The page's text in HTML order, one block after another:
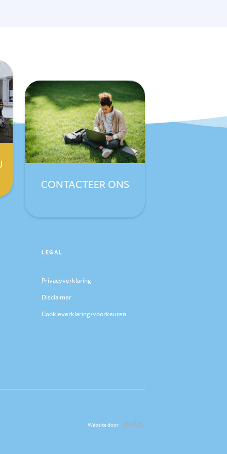
CONTACTEER ONS
LEGAL
Privacyverklaring
Disclaimer
Cookieverklaring/voorkeuren
Website door